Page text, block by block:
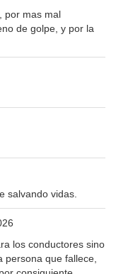
por mas mal
de golpe, y por la
salvando vidas.
los conductores sino
persona que fallece,